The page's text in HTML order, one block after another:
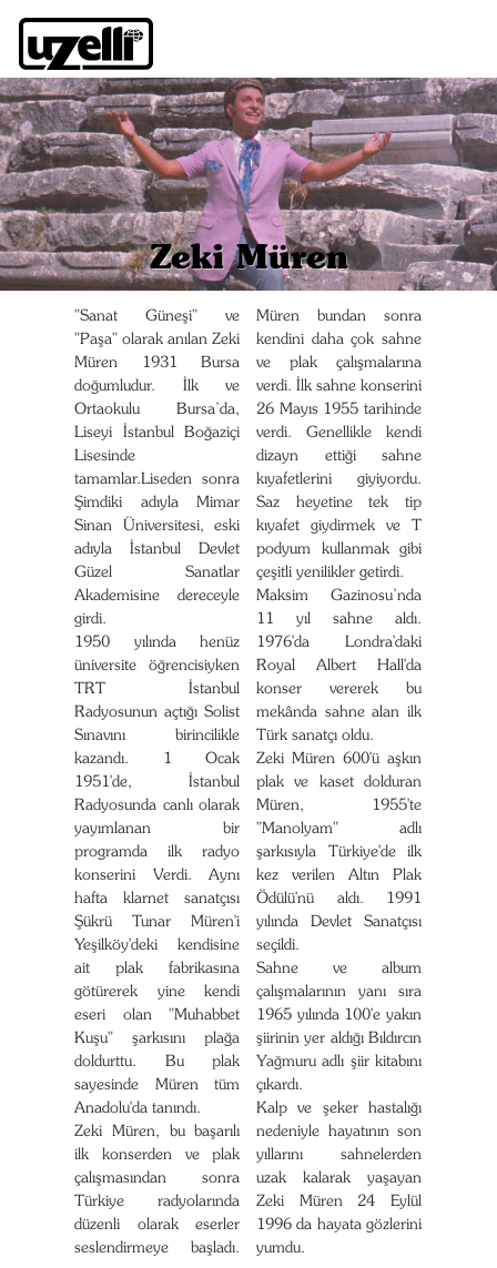
Zeki Müren
"Sanat Güneşi" ve
"Paşa" olarak anılan Zeki
Müren 1931 Bursa
doğumludur. İlk ve
Ortaokulu Bursa’da,
Liseyi İstanbul Boğaziçi
Lisesinde
tamamlar.Liseden sonra
Şimdiki adıyla Mimar
Sinan Üniversitesi, eski
adıyla İstanbul Devlet
Güzel Sanatlar
Akademisine dereceyle
girdi.
1950 yılında henüz
üniversite öğrencisiyken
TRT İstanbul
Radyosunun açtığı Solist
Sınavını birincilikle
kazandı. 1 Ocak
1951'de, İstanbul
Radyosunda canlı olarak
yayımlanan bir
programda ilk radyo
konserini Verdi. Aynı
hafta klarnet sanatçısı
Şükrü Tunar Müren'i
Yeşilköy'deki kendisine
ait plak fabrikasına
götürerek yine kendi
eseri olan "Muhabbet
Kuşu" şarkısını plağa
doldurttu. Bu plak
sayesinde Müren tüm
Anadolu'da tanındı.
Zeki Müren, bu başarılı
ilk konserden ve plak
çalışmasından sonra
Türkiye radyolarında
düzenli olarak eserler
seslendirmeye başladı.
Müren bundan sonra
kendini daha çok sahne
ve plak çalışmalarına
verdi. İlk sahne konserini
26 Mayıs 1955 tarihinde
verdi. Genellikle kendi
dizayn ettiği sahne
kıyafetlerini giyiyordu.
Saz heyetine tek tip
kıyafet giydirmek ve T
podyum kullanmak gibi
çeşitli yenilikler getirdi.
Maksim Gazinosu’nda
11 yıl sahne aldı.
1976'da Londra'daki
Royal Albert Hall'da
konser vererek bu
mekânda sahne alan ilk
Türk sanatçı oldu.
Zeki Müren 600'ü aşkın
plak ve kaset dolduran
Müren, 1955'te
"Manolyam" adlı
şarkısıyla Türkiye'de ilk
kez verilen Altın Plak
Ödülü'nü aldı. 1991
yılında Devlet Sanatçısı
seçildi.
Sahne ve album
çalışmalarının yanı sıra
1965 yılında 100'e yakın
şiirinin yer aldığı Bıldırcın
Yağmuru adlı şiir kitabını
çıkardı.
Kalp ve şeker hastalığı
nedeniyle hayatının son
yıllarını sahnelerden
uzak kalarak yaşayan
Zeki Müren 24 Eylül
1996 da hayata gözlerini
yumdu.